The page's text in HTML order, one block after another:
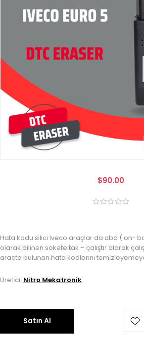
$90.00
Hata kodu silici Iveco araçlar da obd ( on-
olarak bilinen sokete tak – çalıştır olarak
araçta bulunan hata kodlarını
Üretici: Nitro Mekatronik
Satın Al